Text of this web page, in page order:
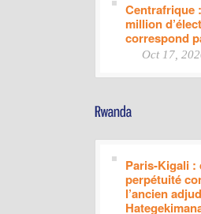
Centrafrique
million
correspond
Oct 17,
Paris-Kigali :
perpétuité
l’ancien